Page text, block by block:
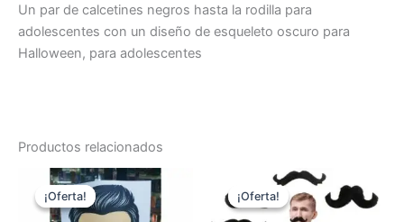
Un par de calcetines negros hasta la rodilla para
adolescentes con un diseño de esqueleto oscuro para
Halloween, para adolescentes
Productos relacionados
¡Oferta!
¡Oferta!
El
precio
original
El
precio
actual
¡Oferta!
¡Oferta!
precio
original
El
precio
actual